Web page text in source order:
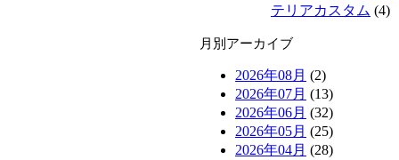
テリアカスタム (4)
月別アーカイブ
2026年08月 (2)
2026年07月 (13)
2026年06月 (32)
2026年05月 (25)
2026年04月 (28)